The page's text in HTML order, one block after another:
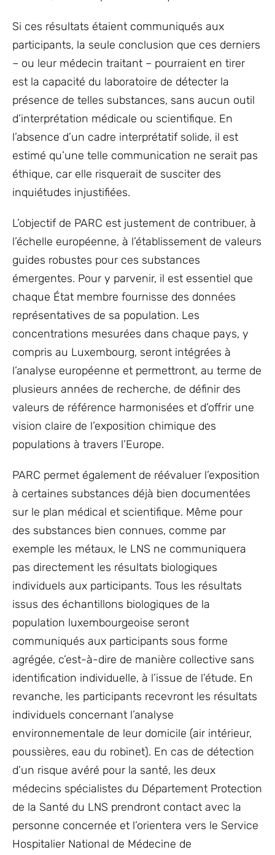
Si ces résultats étaient communiqués aux
participants, la seule conclusion que ces derniers
– ou leur médecin traitant – pourraient en tirer
est la capacité du laboratoire de détecter la
présence de telles substances, sans aucun outil
d’interprétation médicale ou scientifique. En
l’absence d’un cadre interprétatif solide, il est
estimé qu’une telle communication ne serait pas
éthique, car elle risquerait de susciter des
inquiétudes injustifiées.
L’objectif de PARC est justement de contribuer, à
l’échelle européenne, à l’établissement de valeurs
guides robustes pour ces substances
émergentes. Pour y parvenir, il est essentiel que
chaque État membre fournisse des données
représentatives de sa population. Les
concentrations mesurées dans chaque pays, y
compris au Luxembourg, seront intégrées à
l’analyse européenne et permettront, au terme de
plusieurs années de recherche, de définir des
valeurs de référence harmonisées et d’offrir une
vision claire de l’exposition chimique des
populations à travers l’Europe.
PARC permet également de réévaluer l’exposition
à certaines substances déjà bien documentées
sur le plan médical et scientifique. Même pour
des substances bien connues, comme par
exemple les métaux, le LNS ne communiquera
pas directement les résultats biologiques
individuels aux participants. Tous les résultats
issus des échantillons biologiques de la
population luxembourgeoise seront
communiqués aux participants sous forme
agrégée, c’est-à-dire de manière collective sans
identification individuelle, à l’issue de l’étude. En
revanche, les participants recevront les résultats
individuels concernant l’analyse
environnementale de leur domicile (air intérieur,
poussières, eau du robinet). En cas de détection
d’un risque avéré pour la santé, les deux
médecins spécialistes du Département Protection
de la Santé du LNS prendront contact avec la
personne concernée et l’orientera vers le Service
Hospitalier National de Médecine de